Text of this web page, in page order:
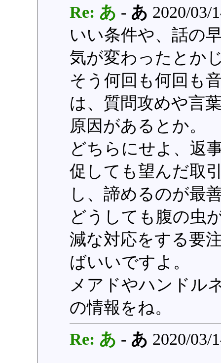
Re: あ - あ 2020/03/
いい条件や、話の
気が変わったとか
そう何回も何回も
は、質問攻めや言
原因があるとか。
どちらにせよ、返
促しても望んだ取
し、諦めるのが最
どうしても腹の虫
減な対応をする要
ばいいですよ。
メアドやハンドル
の情報をね。
Re: あ - あ 2020/03/